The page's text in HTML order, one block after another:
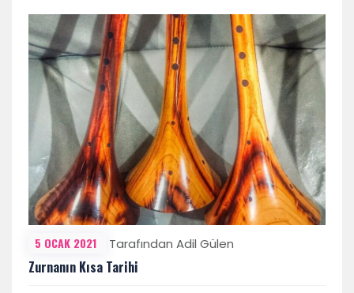
5 OCAK 2021 Tarafından Adil Gülen
Zurnanın Kısa Tarihi